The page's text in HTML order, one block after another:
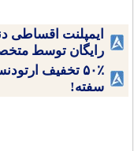
ایمپلنت اقساطی
رایگان توسط
۵۰٪ تخفیف
سفته!